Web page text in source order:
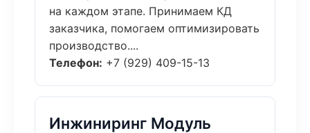
на каждом этапе. Принимаем КД
заказчика, помогаем оптимизировать
производство....
Телефон: +7 (929) 409-15-13
Инжиниринг Модуль